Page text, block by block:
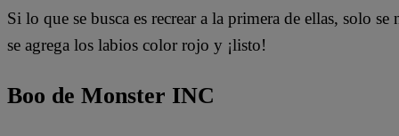
Si lo que se busca es recrear a la primera de ellas, solo
se agrega los labios color rojo y ¡listo!
Boo de Monster INC